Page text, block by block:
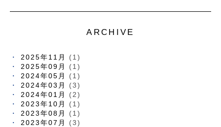
ARCHIVE
2025年11月
(1)
2025年09月
(1)
2024年05月
(1)
2024年03月
(3)
2024年01月
(2)
2023年10月
(1)
2023年08月
(1)
2023年07月
(3)